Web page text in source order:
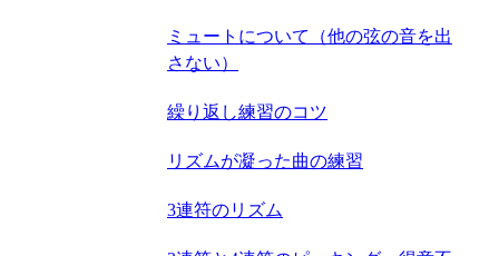
ミュートについて（他の弦の音を出
さない）
繰り返し練習のコツ
リズムが凝った曲の練習
3連符のリズム